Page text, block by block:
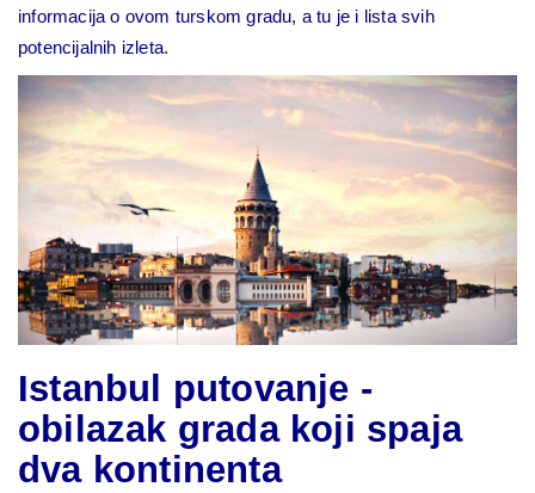
informacija o ovom turskom gradu, a tu je i lista svih
potencijalnih izleta.
Istanbul putovanje -
obilazak grada koji spaja
dva kontinenta